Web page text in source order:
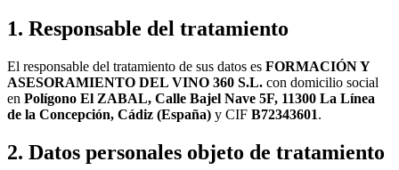
1. Responsable del tratamiento
El responsable del tratamiento de sus datos es FORMACIÓN Y
ASESORAMIENTO DEL VINO 360 S.L. con domicilio social
en Polígono El ZABAL, Calle Bajel Nave 5F, 11300 La Línea
de la Concepción, Cádiz (España) y CIF B72343601.
2. Datos personales objeto de tratamiento